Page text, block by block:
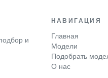
и
НАВИГАЦИЯ
Главная
Модели
Подобрать
О нас